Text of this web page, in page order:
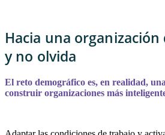
Hacia una
y no olvida
El reto demográfico es, en realidad,
construir organizaciones más